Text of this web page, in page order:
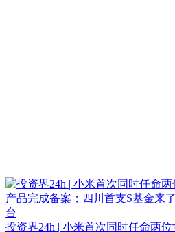
投资界24h | 小米首次同时任命两